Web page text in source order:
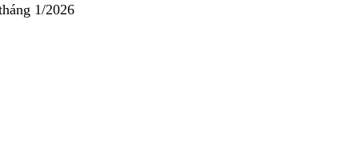
1/2026